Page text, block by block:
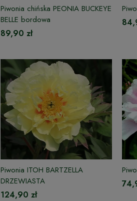
Piwonia chińska PEONIA BUCKEYE
BELLE bordowa
89,90 zł
Piwonia ITOH BARTZELLA
DRZEWIASTA
124,90 zł